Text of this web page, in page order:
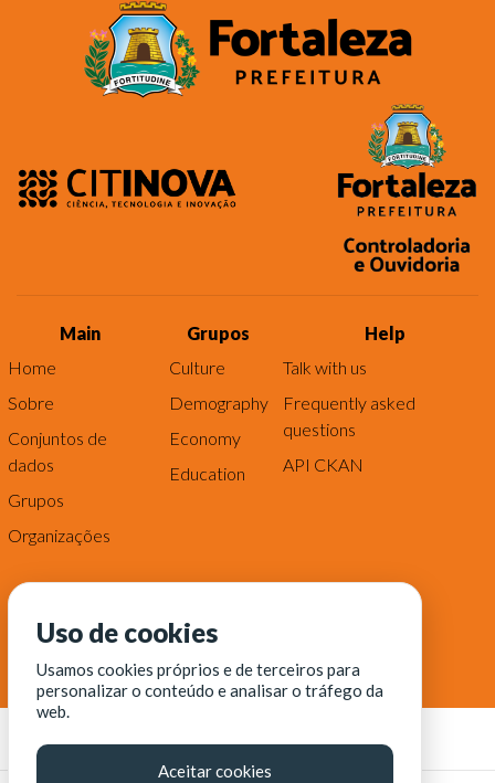
Main
Home
Sobre
Conjuntos de
dados
Grupos
Organizações
Grupos
Culture
Demography
Economy
Education
Help
Talk with us
Frequently asked
questions
API CKAN
Uso de cookies
Usamos cookies próprios e de terceiros para
personalizar o conteúdo e analisar o tráfego da
web.
Aceitar cookies